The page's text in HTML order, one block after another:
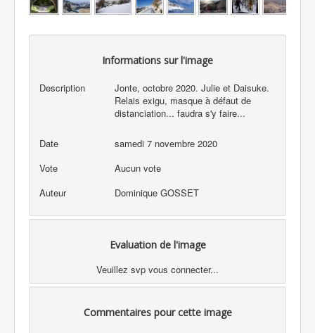
Informations sur l'image
Description
Jonte, octobre 2020. Julie et Daisuke.
Relais exigu, masque à défaut de
distanciation... faudra s'y faire...
Date
samedi 7 novembre 2020
Vote
Aucun vote
Auteur
Dominique GOSSET
Evaluation de l'image
Veuillez svp vous connecter...
Commentaires pour cette image